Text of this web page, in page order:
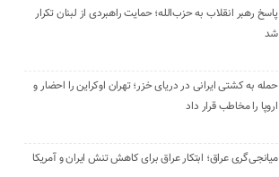
پاسخ رهبر انقلاب به حزب‌الله؛ حمایت راهبردی از لبنان تکرار
شد
حمله به کشتی ایرانی در دریای خزر؛ تهران اوکراین را احضار و
اروپا را مخاطب قرار داد
میانجی‌گری عراق؛ ابتکار عراق برای کاهش تنش ایران و آمریکا